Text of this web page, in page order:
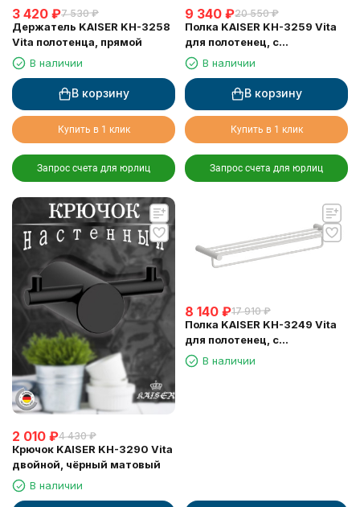
3 420 ₽7 530 ₽
Держатель KAISER KH-3258
Vita полотенца, прямой
В наличии
В корзину
Купить в 1 клик
Запрос счета для юрлиц
9 340 ₽20 550 ₽
Полка KAISER KH-3259 Vita
для полотенец, с
держателем
В наличии
В корзину
Купить в 1 клик
Запрос счета для юрлиц
2 010 ₽4 430 ₽
Крючок KAISER KH-3290 Vita
двойной, чёрный матовый
В наличии
8 140 ₽17 910 ₽
Полка KAISER KH-3249 Vita
для полотенец, с
держателем
В наличии